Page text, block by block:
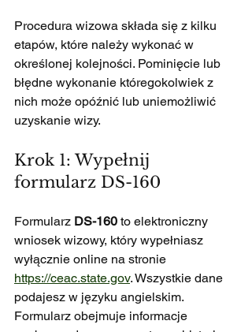
Procedura wizowa składa się z kilku
etapów, które należy wykonać w
określonej kolejności. Pominięcie lub
błędne wykonanie któregokolwiek z
nich może opóźnić lub uniemożliwić
uzyskanie wizy.
Krok 1: Wypełnij
formularz DS-160
Formularz DS-160 to elektroniczny
wniosek wizowy, który wypełniasz
wyłącznie online na stronie
https://ceac.state.gov. Wszystkie dane
podajesz w języku angielskim.
Formularz obejmuje informacje